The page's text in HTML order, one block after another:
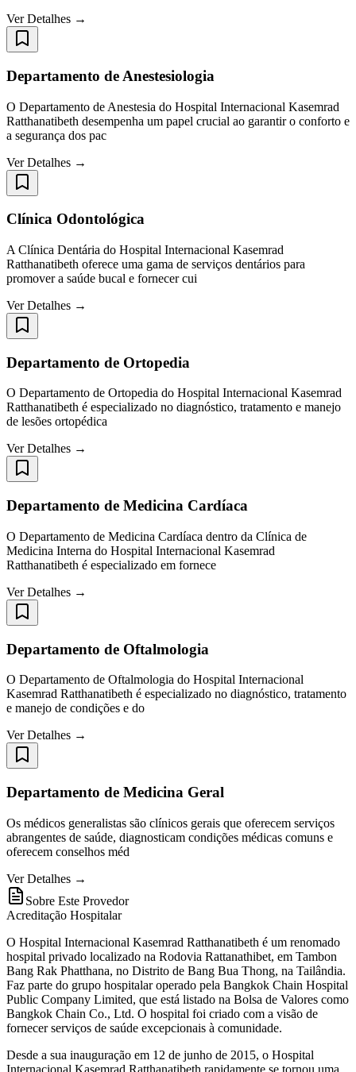
Ver Detalhes →
Departamento de Anestesiologia
O Departamento de Anestesia do Hospital Internacional Kasemrad
Ratthanatibeth desempenha um papel crucial ao garantir o conforto e
a segurança dos pac
Ver Detalhes →
Clínica Odontológica
A Clínica Dentária do Hospital Internacional Kasemrad
Ratthanatibeth oferece uma gama de serviços dentários para
promover a saúde bucal e fornecer cui
Ver Detalhes →
Departamento de Ortopedia
O Departamento de Ortopedia do Hospital Internacional Kasemrad
Ratthanatibeth é especializado no diagnóstico, tratamento e manejo
de lesões ortopédica
Ver Detalhes →
Departamento de Medicina Cardíaca
O Departamento de Medicina Cardíaca dentro da Clínica de
Medicina Interna do Hospital Internacional Kasemrad
Ratthanatibeth é especializado em fornece
Ver Detalhes →
Departamento de Oftalmologia
O Departamento de Oftalmologia do Hospital Internacional
Kasemrad Ratthanatibeth é especializado no diagnóstico, tratamento
e manejo de condições e do
Ver Detalhes →
Departamento de Medicina Geral
Os médicos generalistas são clínicos gerais que oferecem serviços
abrangentes de saúde, diagnosticam condições médicas comuns e
oferecem conselhos méd
Ver Detalhes →
Sobre Este Provedor
Acreditação Hospitalar
O Hospital Internacional Kasemrad Ratthanatibeth é um renomado
hospital privado localizado na Rodovia Rattanathibet, em Tambon
Bang Rak Phatthana, no Distrito de Bang Bua Thong, na Tailândia.
Faz parte do grupo hospitalar operado pela Bangkok Chain Hospital
Public Company Limited, que está listado na Bolsa de Valores como
Bangkok Chain Co., Ltd. O hospital foi criado com a visão de
fornecer serviços de saúde excepcionais à comunidade.
Desde a sua inauguração em 12 de junho de 2015, o Hospital
Internacional Kasemrad Ratthanatibeth rapidamente se tornou uma